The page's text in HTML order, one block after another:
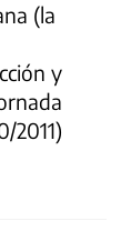
(la
y
2011)